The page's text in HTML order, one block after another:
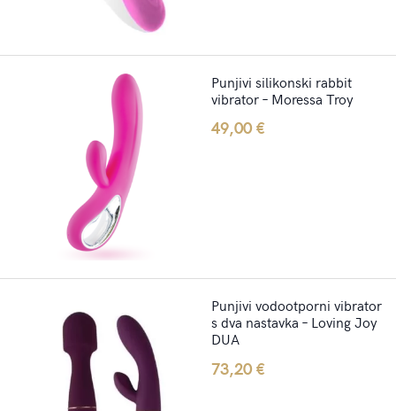
Punjivi silikonski rabbit
vibrator – Moressa Troy
49,00€
Punjivi vodootporni vibrator
s dva nastavka – Loving Joy
DUA
73,20€